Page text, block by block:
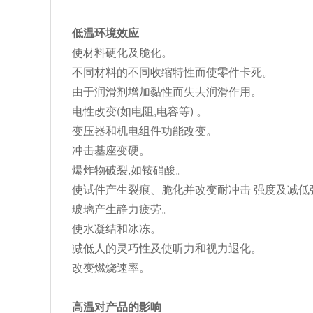
低温环境效应
使材料硬化及脆化。
不同材料的不同收缩特性而使零件卡死。
由于润滑剂增加黏性而失去润滑作用。
电性改变(如电阻,电容等) 。
变压器和机电组件功能改变。
冲击基座变硬。
爆炸物破裂,如铵硝酸。
使试件产生裂痕、脆化并改变耐冲击 强度及减低
玻璃产生静力疲劳。
使水凝结和冰冻。
减低人的灵巧性及使听力和视力退化。
改变燃烧速率。
高温对产品的影响